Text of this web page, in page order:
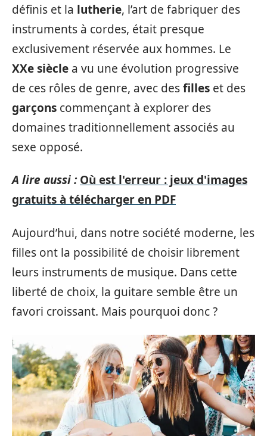
définis et la lutherie, l’art de fabriquer des
instruments à cordes, était presque
exclusivement réservée aux hommes. Le
XXe siècle a vu une évolution progressive
de ces rôles de genre, avec desfilles et des
garçons commençant à explorer des
domaines traditionnellement associés au
sexe opposé.
A lire aussi : Où est l'erreur : jeux d'images
gratuits à télécharger en PDF
Aujourd’hui, dans notre société moderne, les
filles ont la possibilité de choisir librement
leurs instruments de musique. Dans cette
liberté de choix, la guitare semble être un
favori croissant. Mais pourquoi donc ?